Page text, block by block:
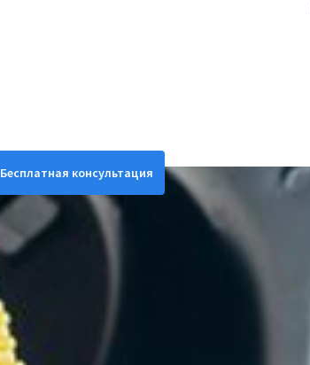
Бесплатная консультация